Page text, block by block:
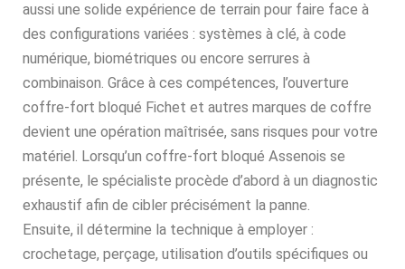
aussi une solide expérience de terrain pour faire face à
des configurations variées : systèmes à clé, à code
numérique, biométriques ou encore serrures à
combinaison. Grâce à ces compétences, l’ouverture
coffre-fort bloqué Fichet et autres marques de coffre
devient une opération maîtrisée, sans risques pour votre
matériel. Lorsqu’un coffre-fort bloqué Assenois se
présente, le spécialiste procède d’abord à un diagnostic
exhaustif afin de cibler précisément la panne.
Ensuite, il détermine la technique à employer :
crochetage, perçage, utilisation d’outils spécifiques ou